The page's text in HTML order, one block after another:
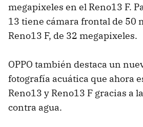
megapixeles en el Reno13 F.
13 tiene cámara frontal de 50
Reno13 F, de 32 megapixeles.
OPPO también destaca un
fotografía acuática que ahora
Reno13 y Reno13 F gracias a
contra agua.